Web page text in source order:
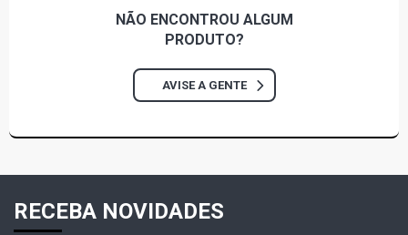
NÃO ENCONTROU ALGUM
PRODUTO?
AVISE A GENTE
RECEBA NOVIDADES